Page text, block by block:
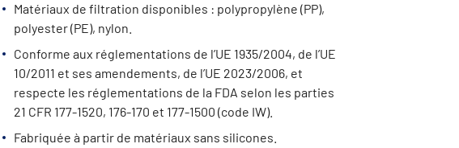
Matériaux de filtration disponibles : polypropylène (PP),
polyester (PE), nylon.
Conforme aux réglementations de l’UE 1935/2004, de l’UE
10/2011 et ses amendements, de l’UE 2023/2006, et
respecte les réglementations de la FDA selon les parties
21 CFR 177-1520, 176-170 et 177-1500 (code IW).
Fabriquée à partir de matériaux sans silicones.